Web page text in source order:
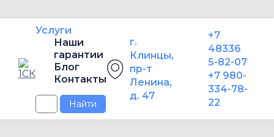
Услуги
Наши
гарантии
Блог
Контакты
Найти
г.
Клинцы,
пр-т
Ленина,
д. 47
+7
48336
5-82-07
+7 980-
334-78-
22